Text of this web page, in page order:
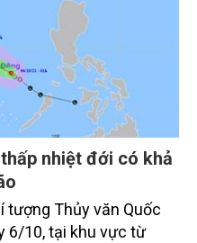
nhiệt đới có khả
tượng Thủy văn Quốc
6/10, tại khu vực từ